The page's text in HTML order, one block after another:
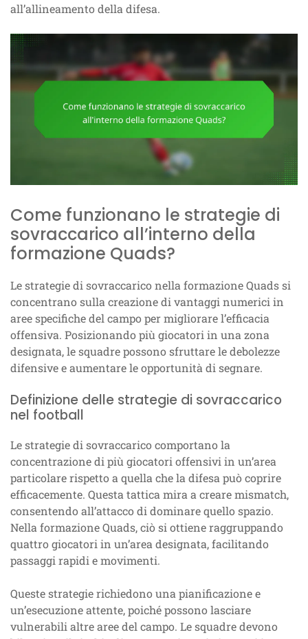
all’allineamento della difesa.
Come funzionano le strategie di
sovraccarico all’interno della
formazione Quads?
Le strategie di sovraccarico nella formazione Quads si
concentrano sulla creazione di vantaggi numerici in
aree specifiche del campo per migliorare l’efficacia
offensiva. Posizionando più giocatori in una zona
designata, le squadre possono sfruttare le debolezze
difensive e aumentare le opportunità di segnare.
Definizione delle strategie di sovraccarico
nel football
Le strategie di sovraccarico comportano la
concentrazione di più giocatori offensivi in un’area
particolare rispetto a quella che la difesa può coprire
efficacemente. Questa tattica mira a creare mismatch,
consentendo all’attacco di dominare quello spazio.
Nella formazione Quads, ciò si ottiene raggruppando
quattro giocatori in un’area designata, facilitando
passaggi rapidi e movimenti.
Queste strategie richiedono una pianificazione e
un’esecuzione attente, poiché possono lasciare
vulnerabili altre aree del campo. Le squadre devono